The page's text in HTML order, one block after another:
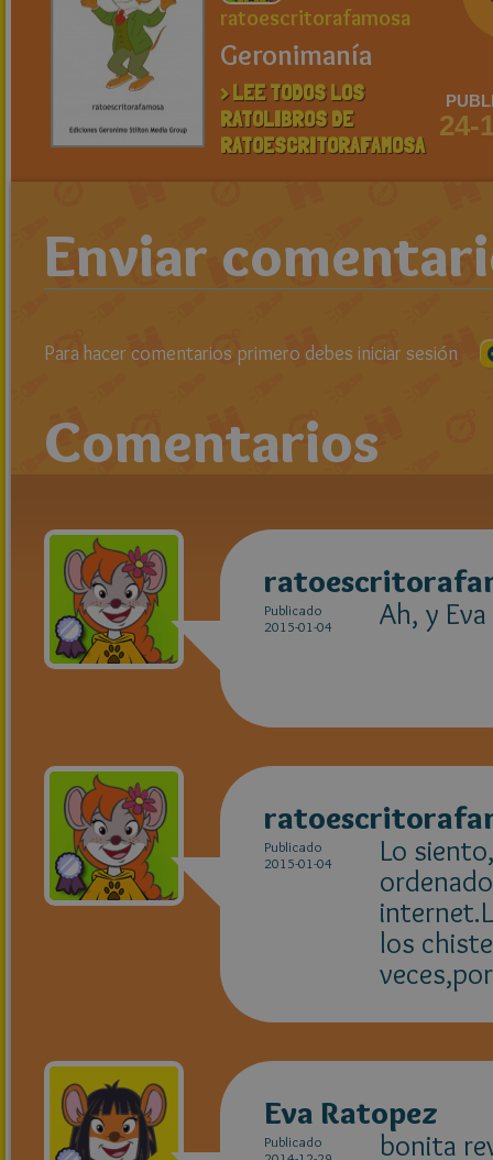
ratoescritorafamosa
Geronimanía
> LEE TODOS LOS
RATOLIBROS DE
RATOESCRITORAFAMOSA
24-
Enviar
Para hacer comentarios primero debes iniciar sesión
Comentarios
Publicado
2015-01-04
Ah, y
Publicado
2015-01-04
Lo
los
Eva Ratopez
Publicado
bonita